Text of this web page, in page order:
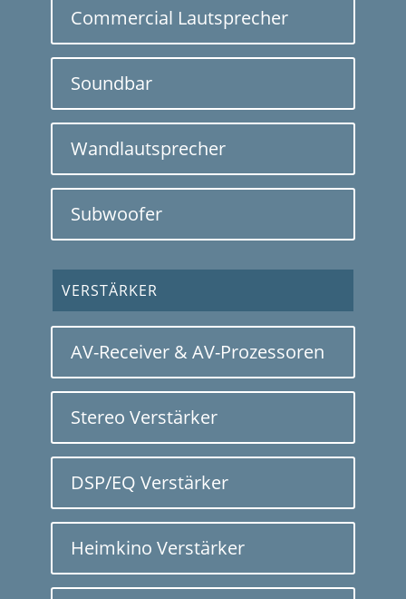
Commercial Lautsprecher
Soundbar
Wandlautsprecher
Subwoofer
VERSTÄRKER
AV-Receiver & AV-Prozessoren
Stereo Verstärker
DSP/EQ Verstärker
Heimkino Verstärker